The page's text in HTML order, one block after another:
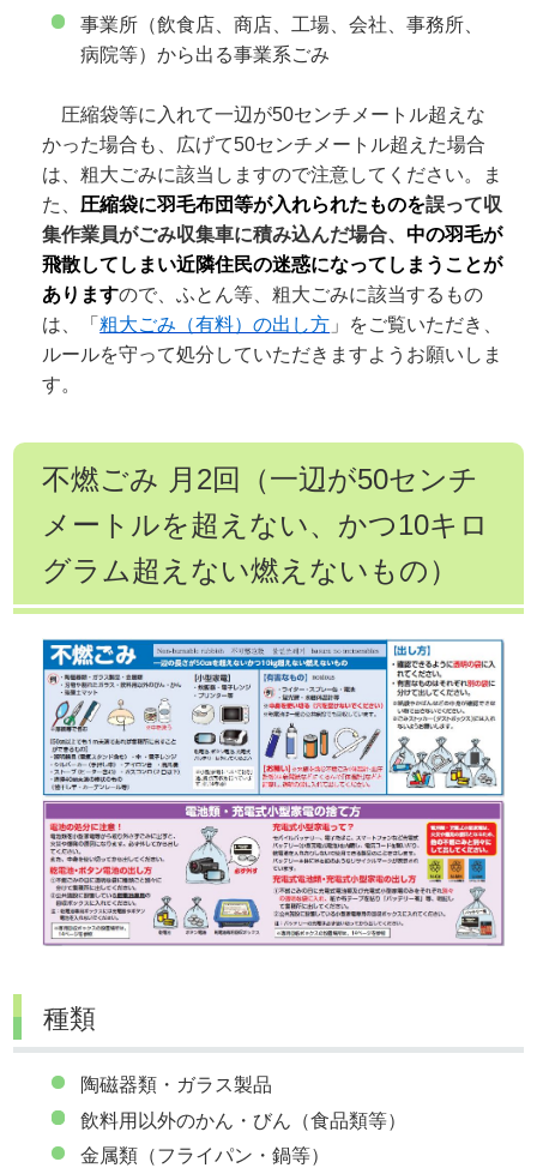
事業所（飲食店、商店、工場、会社、事務所、
病院等）から出る事業系ごみ
圧縮袋等に入れて一辺が50センチメートル超えな
かった場合も、広げて50センチメートル超えた場合
は、粗大ごみに該当しますので注意してください。ま
た、圧縮袋に羽毛布団等が入れられたものを誤って収
集作業員がごみ収集車に積み込んだ場合、中の羽毛が
飛散してしまい近隣住民の迷惑になってしまうことが
ありますので、ふとん等、粗大ごみに該当するもの
は、「粗大ごみ（有料）の出し方 」をご覧いただき、
ルールを守って処分していただきますようお願いしま
す。
不燃ごみ 月2回（一辺が50センチ
メートルを超えない、かつ10キロ
グラム超えない燃えないもの）
種類
陶磁器類・ガラス製品
飲料用以外のかん・びん（食品類等）
金属類（フライパン・鍋等）